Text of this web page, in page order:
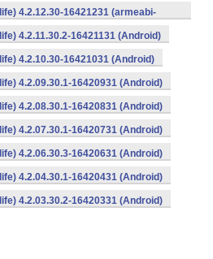
4.2.12.30-16421231 (armeabi-
4.2.11.30.2-16421131 (Android)
4.2.10.30-16421031 (Android)
4.2.09.30.1-16420931 (Android)
4.2.08.30.1-16420831 (Android)
4.2.07.30.1-16420731 (Android)
4.2.06.30.3-16420631 (Android)
4.2.04.30.1-16420431 (Android)
4.2.03.30.2-16420331 (Android)